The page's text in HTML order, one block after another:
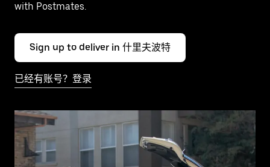
with Postmates.
Sign up to deliver in 什里夫波特
已经有账号？登录